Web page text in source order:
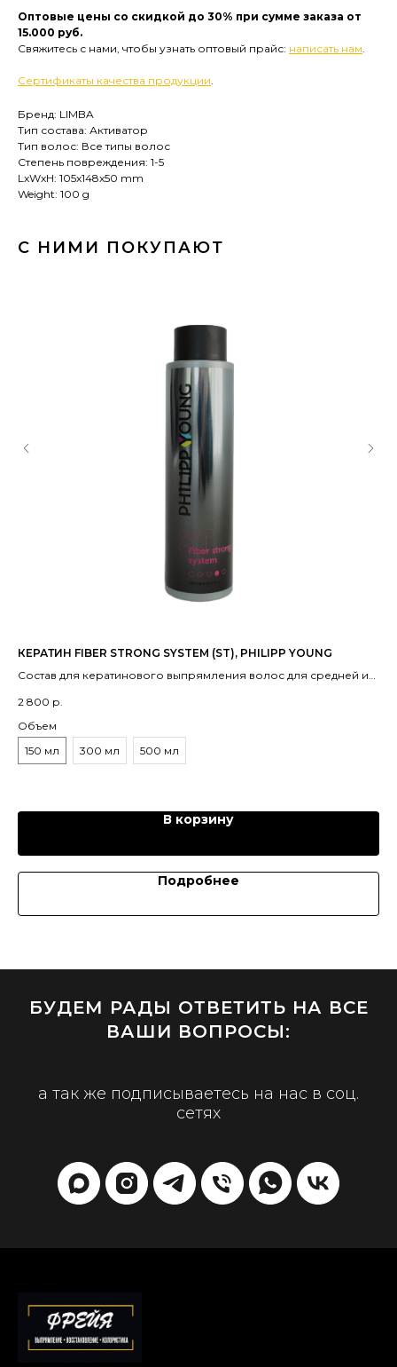
Оптовые цены со скидкой до 30% при сумме заказа от
15.000 руб.
Свяжитесь с нами, чтобы узнать оптовый прайс: написать нам.
Сертификаты качества продукции.
Бренд: LIMBA
Тип состава: Активатор
Тип волос: Все типы волос
Степень повреждения: 1-5
LxWxH: 105x148x50 mm
Weight: 100 g
С НИМИ ПОКУПАЮТ
КЕРАТИН FIBER STRONG SYSTEM (ST), PHILIPP YOUNG
Состав для кератинового выпрямления волос для средней и
2 800 р.
Объем
150 мл
300 мл 500 мл
В корзину
Подробнее
БУДЕМ РАДЫ ОТВЕТИТЬ НА ВСЕ
ВАШИ ВОПРОСЫ:
а так же подписываетесь на нас в соц.
сетях